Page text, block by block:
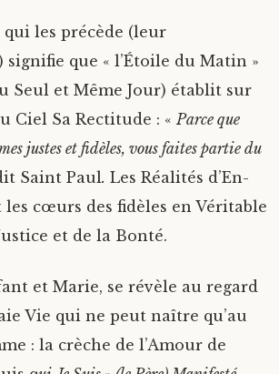
qui les précède (leur
que « l’Étoile du Matin »
Seul et Même Jour) établit sur
Ciel Sa Rectitude : «Parce que
justes et fidèles, vous faites partie du
Saint Paul. Les Réalités d’En-
cœurs des fidèles en Véritable
et de la Bonté.
et Marie, se révèle au regard
Vie qui ne peut naître qu’au
: la crèche de l’Amour de